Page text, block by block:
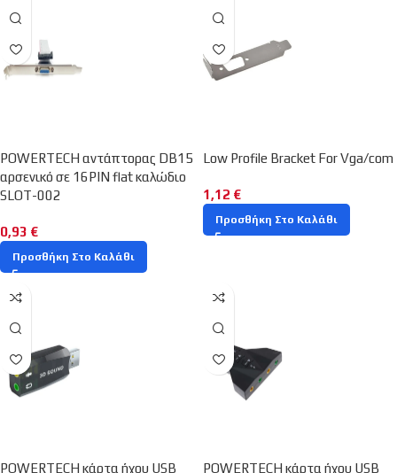
POWERTECH αντάπτορας DB15
αρσενικό σε 16PIN flat καλώδιο
SLOT-002
0,93 €
Προσθήκη Στο Καλάθι
Low Profile Bracket For Vga/com
1,12 €
Προσθήκη Στο Καλάθι
POWERTECH κάρτα ήχου USB
POWERTECH κάρτα ήχου USB